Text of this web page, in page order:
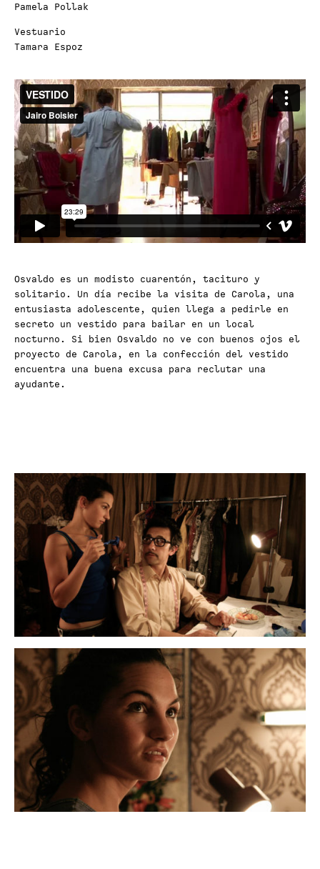
Pamela Pollak
Vestuario
Tamara Espoz
Osvaldo es un modisto cuarentón, tacituro y
solitario. Un día recibe la visita de Carola, una
entusiasta adolescente, quien llega a pedirle en
secreto un vestido para bailar en un local
nocturno. Si bien Osvaldo no ve con buenos ojos el
proyecto de Carola, en la confección del vestido
encuentra una buena excusa para reclutar una
ayudante.